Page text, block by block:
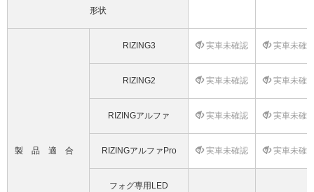
形状
製品適合
RIZING3 実車未確認 実車未確
RIZING2 実車未確認 実車未確
RIZINGアルファ 実車未確認 実車未確
RIZINGアルファPro 実車未確認 実車未確
フォグ専用LED